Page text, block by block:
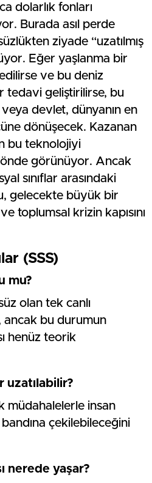
dolarlık fonları
Burada asıl perde
ziyade “uzatılmış
Eğer yaşlanma bir
ve bu deniz
tedavi geliştirilirse, bu
devlet, dünyanın en
dönüşecek. Kazanan
bu teknolojiyi
görünüyor. Ancak
sınıflar arasındaki
gelecekte büyük bir
toplumsal krizin kapısını
(SSS)
mu?
olan tek canlı
ancak bu durumun
henüz teorik
uzatılabilir?
müdahalelerle insan
çekilebileceğini
nerede yaşar?